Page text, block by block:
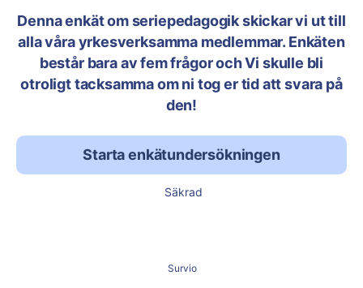
Denna enkät om seriepedagogik skickar vi ut till
alla våra yrkesverksamma medlemmar. Enkäten
består bara av fem frågor och Vi skulle bli
otroligt tacksamma om ni tog er tid att svara på
den!
Starta enkätundersökningen
Säkrad
Survio